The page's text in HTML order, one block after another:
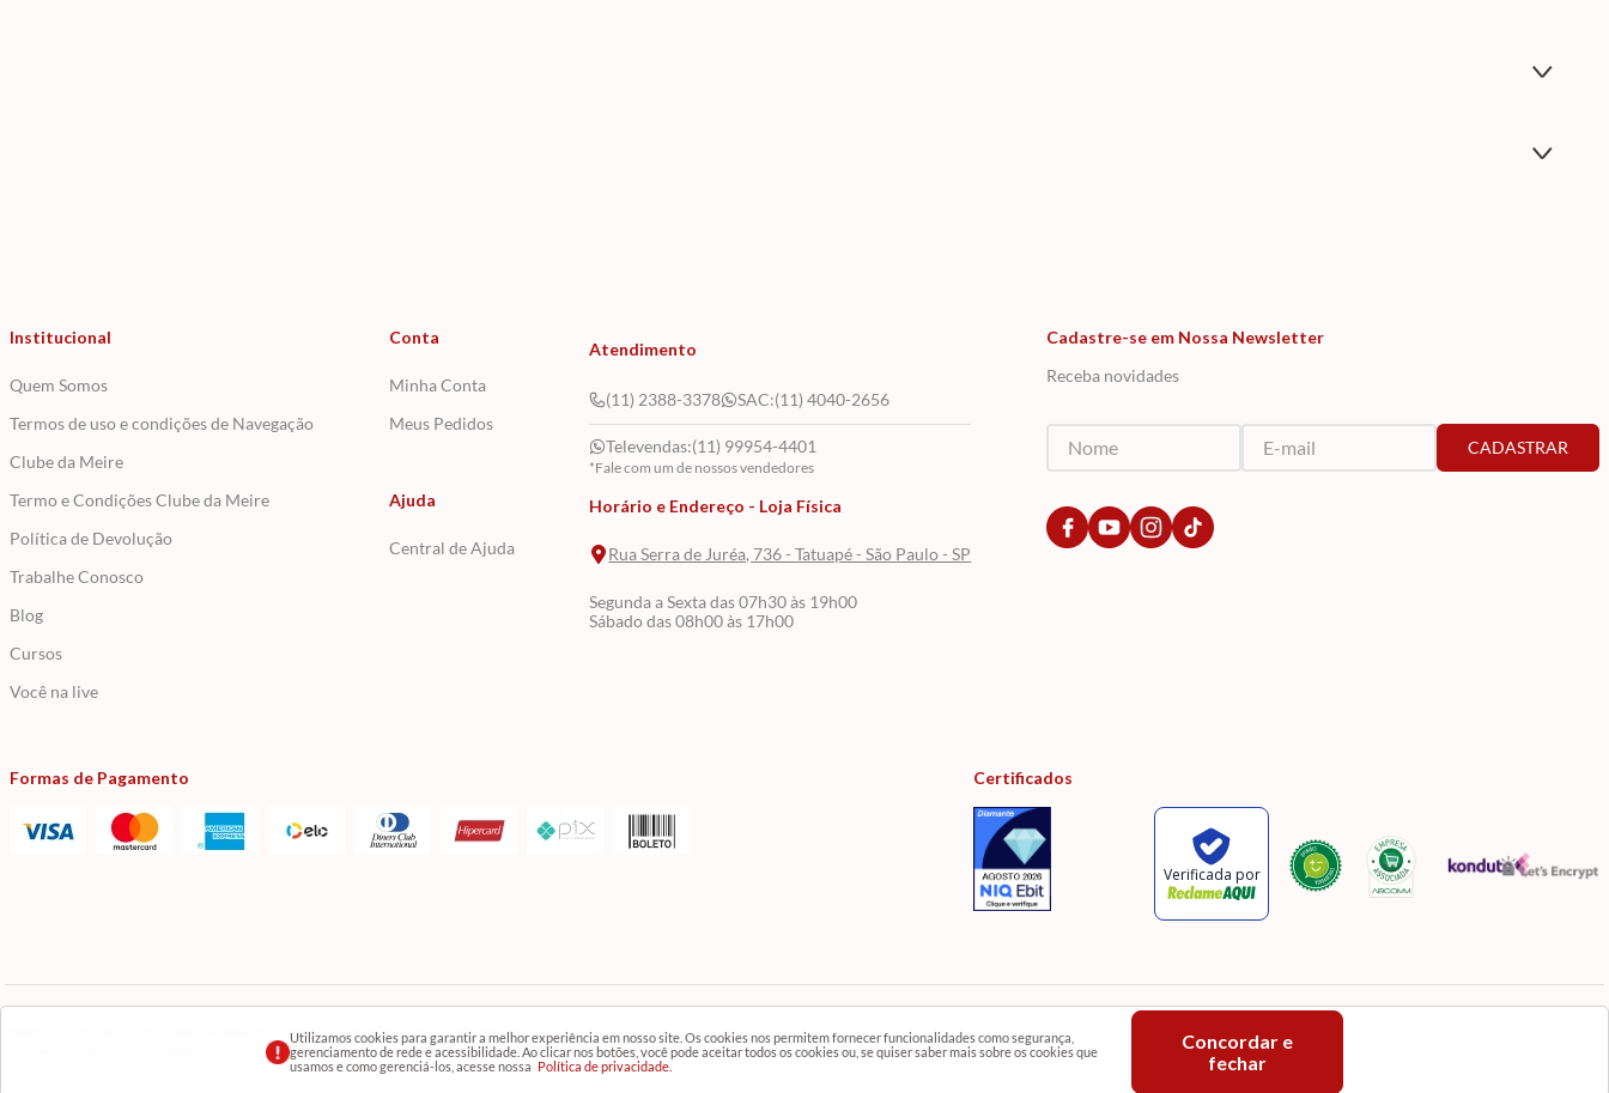
Utilizamos cookies para garantir a melhor experiência em nosso site. Os cookies nos permitem fornecer funcionalidades como segurança,
gerenciamento de rede e acessibilidade. Ao clicar nos botões, você pode aceitar todos os cookies ou, se quiser saber mais sobre os cookies que
usamos e como gerenciá-los, acesse nossa Política de privacidade.
Concordar e
fechar
Institucional
Quem Somos
Termos de uso e condições de Navegação
Clube da Meire
Termo e Condições Clube da Meire
Política de Devolução
Trabalhe Conosco
Blog
Cursos
Você na live
Conta
Minha Conta
Meus Pedidos
Ajuda
Central de Ajuda
Atendimento
(11) 2388-3378 SAC:(11) 4040-2656
Televendas:(11) 99954-4401
*Fale com um de nossos vendedores
Horário e Endereço - Loja Física
Rua Serra de Juréa, 736 - Tatuapé - São Paulo - SP
Segunda a Sexta das 07h30 às 19h00
Sábado das 08h00 às 17h00
Cadastre-se em Nossa Newsletter
Receba novidades
CADASTRAR
Formas de Pagamento Certificados
Razão Social: Comercial Luzia Meire de Gêneros Alimentícios LTDA | CNPJ: 08.991.182/0001-11
Os preços, produtos e quantidades da Loja Virtual não se aplicam aos da Loja Física. Na loja física temos mais variedades de produtos e departamentos. Imagens meramente ilustrativas.